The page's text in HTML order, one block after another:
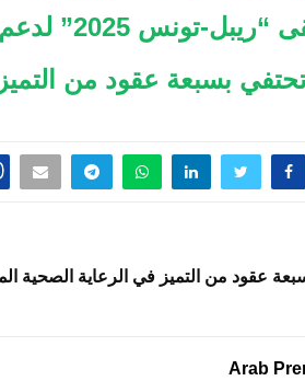
مراكز ريادة الأعمال بالجامعات
بسبعة عقود من
عقود من التميز في الرعاية الصحية
Arab